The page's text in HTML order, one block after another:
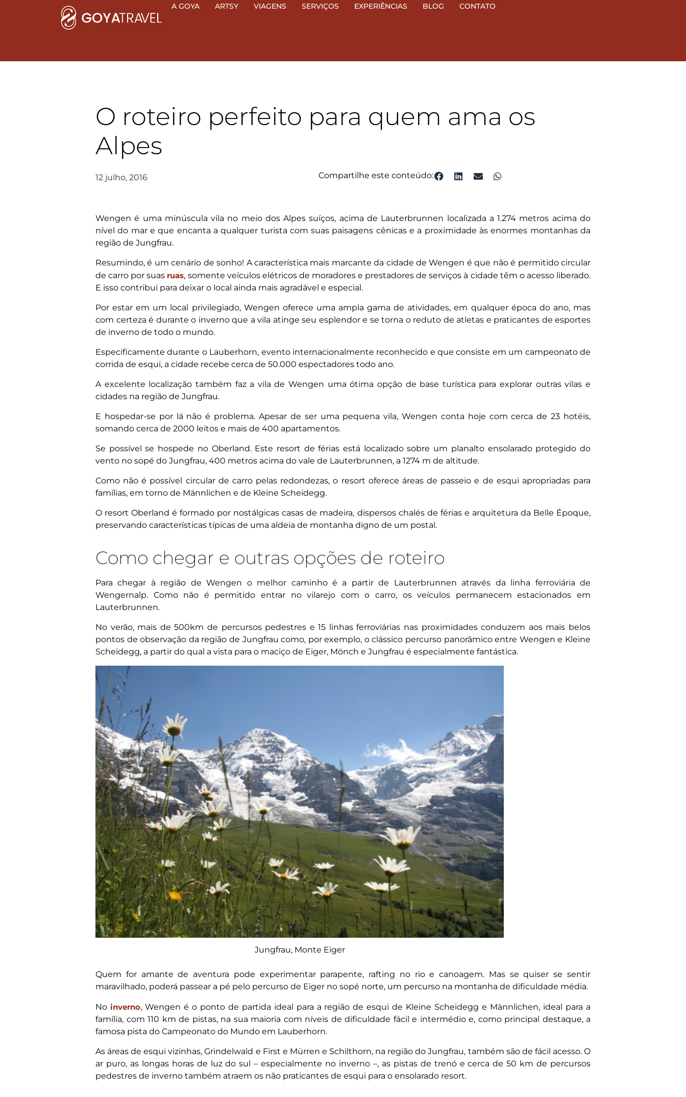
A GOYA ARTSY VIAGENS SERVIÇOS EXPERIÊNCIAS BLOG CONTATO
O roteiro perfeito para quem ama os
Alpes
12 julho, 2016 Compartilhe este conteúdo:
Wengen é uma minúscula vila no meio dos Alpes suíços, acima de Lauterbrunnen localizada a 1.274 metros acima do
nível do mar e que encanta a qualquer turista com suas paisagens cênicas e a proximidade às enormes montanhas da
região de Jungfrau.
Resumindo, é um cenário de sonho! A característica mais marcante da cidade de Wengen é que não é permitido circular
de carro por suas ruas, somente veículos elétricos de moradores e prestadores de serviços à cidade têm o acesso liberado.
E isso contribui para deixar o local ainda mais agradável e especial.
Por estar em um local privilegiado, Wengen oferece uma ampla gama de atividades, em qualquer época do ano, mas
com certeza é durante o inverno que a vila atinge seu esplendor e se torna o reduto de atletas e praticantes de esportes
de inverno de todo o mundo.
Especificamente durante o Lauberhorn, evento internacionalmente reconhecido e que consiste em um campeonato de
corrida de esqui, a cidade recebe cerca de 50.000 espectadores todo ano.
A excelente localização também faz a vila de Wengen uma ótima opção de base turística para explorar outras vilas e
cidades na região de Jungfrau.
E hospedar-se por lá não é problema. Apesar de ser uma pequena vila, Wengen conta hoje com cerca de 23 hotéis,
somando cerca de 2000 leitos e mais de 400 apartamentos.
Se possível se hospede no Oberland. Este resort de férias está localizado sobre um planalto ensolarado protegido do
vento no sopé do Jungfrau, 400 metros acima do vale de Lauterbrunnen, a 1274 m de altitude.
Como não é possível circular de carro pelas redondezas, o resort oferece áreas de passeio e de esqui apropriadas para
famílias, em torno de Männlichen e de Kleine Scheidegg.
O resort Oberland é formado por nostálgicas casas de madeira, dispersos chalés de férias e arquitetura da Belle Époque,
preservando características típicas de uma aldeia de montanha digno de um postal.
Como chegar e outras opções de roteiro
Para chegar à região de Wengen o melhor caminho é a partir de Lauterbrunnen através da linha ferroviária de
Wengernalp. Como não é permitido entrar no vilarejo com o carro, os veículos permanecem estacionados em
Lauterbrunnen.
No verão, mais de 500km de percursos pedestres e 15 linhas ferroviárias nas proximidades conduzem aos mais belos
pontos de observação da região de Jungfrau como, por exemplo, o clássico percurso panorâmico entre Wengen e Kleine
Scheidegg, a partir do qual a vista para o maciço de Eiger, Mönch e Jungfrau é especialmente fantástica.
Jungfrau, Monte Eiger
Quem for amante de aventura pode experimentar parapente, rafting no rio e canoagem. Mas se quiser se sentir
maravilhado, poderá passear a pé pelo percurso de Eiger no sopé norte, um percurso na montanha de dificuldade média.
No inverno, Wengen é o ponto de partida ideal para a região de esqui de Kleine Scheidegg e Männlichen, ideal para a
família, com 110 km de pistas, na sua maioria com níveis de dificuldade fácil e intermédio e, como principal destaque, a
famosa pista do Campeonato do Mundo em Lauberhorn.
As áreas de esqui vizinhas, Grindelwald e First e Mürren e Schilthorn, na região do Jungfrau, também são de fácil acesso. O
ar puro, as longas horas de luz do sul – especialmente no inverno –, as pistas de trenó e cerca de 50 km de percursos
pedestres de inverno também atraem os não praticantes de esqui para o ensolarado resort.